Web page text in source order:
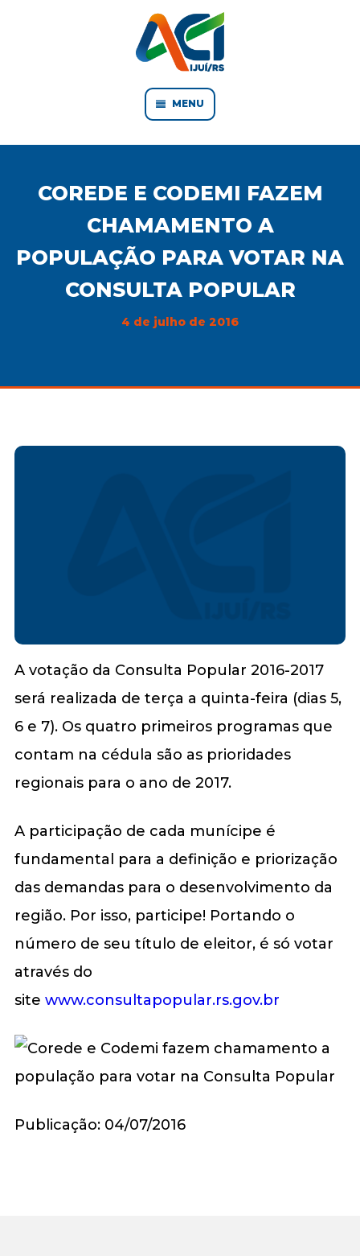
MENU
COREDE E CODEMI FAZEM
CHAMAMENTO A
POPULAÇÃO PARA VOTAR NA
CONSULTA POPULAR
4 de julho de 2016
A votação da Consulta Popular 2016-2017
será realizada de terça a quinta-feira (dias 5,
6 e 7). Os quatro primeiros programas que
contam na cédula são as prioridades
regionais para o ano de 2017.
A participação de cada munícipe é
fundamental para a definição e priorização
das demandas para o desenvolvimento da
região. Por isso, participe! Portando o
número de seu título de eleitor, é só votar
através do
site www.consultapopular.rs.gov.br
Publicação: 04/07/2016